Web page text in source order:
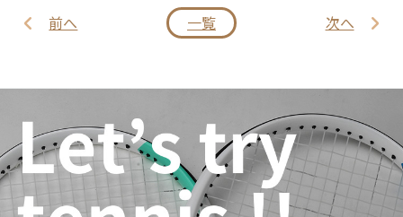
前へ 一覧 次へ